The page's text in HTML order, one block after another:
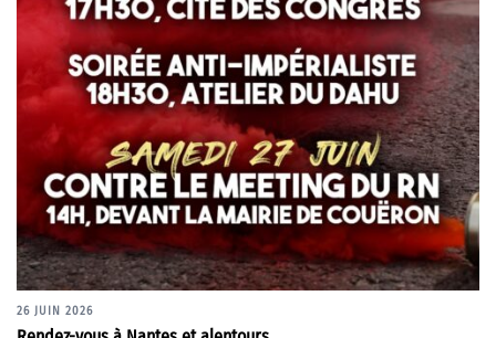
26 JUIN 2026